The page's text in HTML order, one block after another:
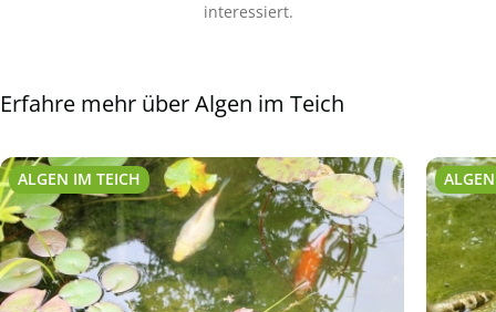
interessiert.
Erfahre mehr über Algen im Teich
ALGEN IM TEICH